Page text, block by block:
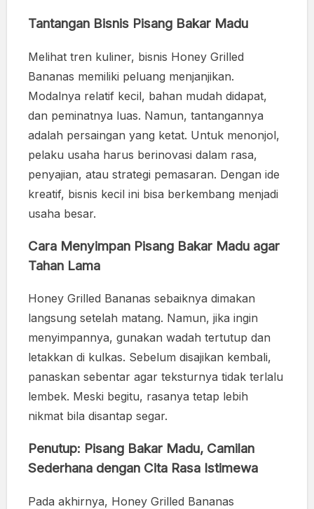
Tantangan Bisnis Pisang Bakar Madu
Melihat tren kuliner, bisnis Honey Grilled
Bananas memiliki peluang menjanjikan.
Modalnya relatif kecil, bahan mudah didapat,
dan peminatnya luas. Namun, tantangannya
adalah persaingan yang ketat. Untuk menonjol,
pelaku usaha harus berinovasi dalam rasa,
penyajian, atau strategi pemasaran. Dengan ide
kreatif, bisnis kecil ini bisa berkembang menjadi
usaha besar.
Cara Menyimpan Pisang Bakar Madu agar
Tahan Lama
Honey Grilled Bananas sebaiknya dimakan
langsung setelah matang. Namun, jika ingin
menyimpannya, gunakan wadah tertutup dan
letakkan di kulkas. Sebelum disajikan kembali,
panaskan sebentar agar teksturnya tidak terlalu
lembek. Meski begitu, rasanya tetap lebih
nikmat bila disantap segar.
Penutup: Pisang Bakar Madu, Camilan
Sederhana dengan Cita Rasa Istimewa
Pada akhirnya, Honey Grilled Bananas